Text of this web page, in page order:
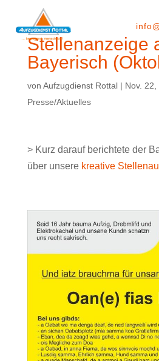
Stellenanzeige
Bayerisch
von Aufzugdienst Rottal| Nov. 22,
Presse/Aktuelles
> Kurz darauf berichtete der
über unsere kreative